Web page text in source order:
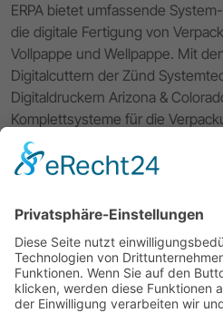
ERPA bietet umfassende
die digitale Fertigung von
Vollpappe und Wellpappe. Mit
Digitalcuttern der Zünd
Digitaldruckern Arizona &
Komplettsysteme für die
Hand. Die hauseigene 3D CAD
komplettiert den Workflow von
Kleinserienproduktion Ihrer
exzellentem Service und 40
Sie ERPA bei allen Fragen rund
Impressum